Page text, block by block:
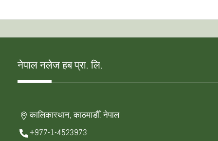
नेपाल नलेज हब प्रा. लि.
कालिकास्थान, काठमाडौँ, नेपाल
+977-1-4523973